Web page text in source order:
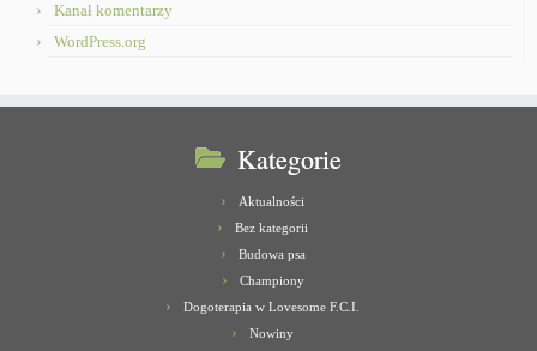
Kanał komentarzy
WordPress.org
Kategorie
Aktualności
Bez kategorii
Budowa psa
Championy
Dogoterapia w Lovesome F.C.I.
Nowiny